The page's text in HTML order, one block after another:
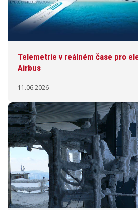
Telemetrie v reálném čase pro
Airbus
11.06.2026